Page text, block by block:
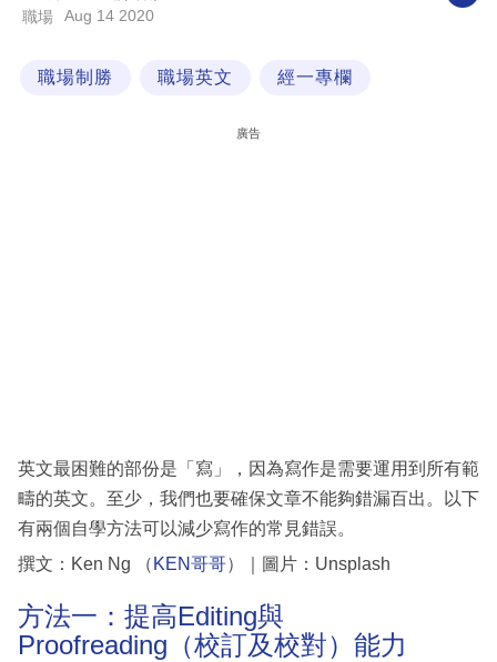
職
職場 Aug 14 2020
職場制勝 職場英文 經一專欄
廣告
英文最困難的部份是「寫」，因為寫作是需要運用到所有範
疇的英文。至少，我們也要確保文章不能夠錯漏百出。以下
有兩個自學方法可以減少寫作的常見錯誤。
撰文：Ken Ng （ KEN哥哥）｜圖片：Unsplash
方法一：提高Editing與
Proofreading（校訂及校對）能力